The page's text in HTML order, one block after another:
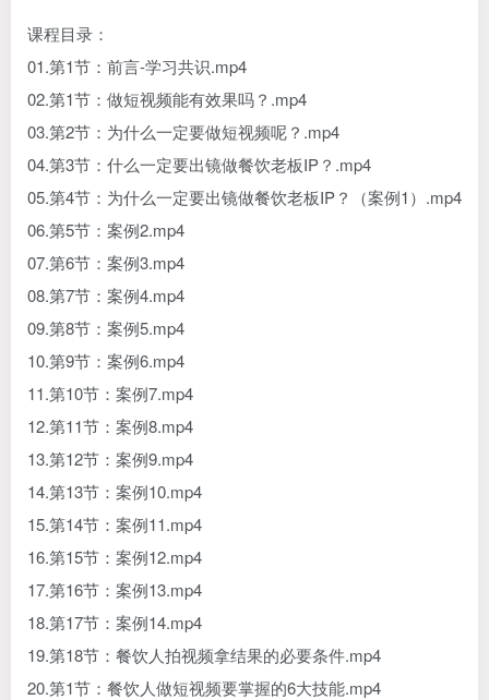
课程目录：
01.第1节：前言-学习共识.mp4
02.第1节：做短视频能有效果吗？.mp4
03.第2节：为什么一定要做短视频呢？.mp4
04.第3节：什么一定要出镜做餐饮老板IP？.mp4
05.第4节：为什么一定要出镜做餐饮老板IP？（案例1）.mp4
06.第5节：案例2.mp4
07.第6节：案例3.mp4
08.第7节：案例4.mp4
09.第8节：案例5.mp4
10.第9节：案例6.mp4
11.第10节：案例7.mp4
12.第11节：案例8.mp4
13.第12节：案例9.mp4
14.第13节：案例10.mp4
15.第14节：案例11.mp4
16.第15节：案例12.mp4
17.第16节：案例13.mp4
18.第17节：案例14.mp4
19.第18节：餐饮人拍视频拿结果的必要条件.mp4
20.第1节：餐饮人做短视频要掌握的6大技能.mp4